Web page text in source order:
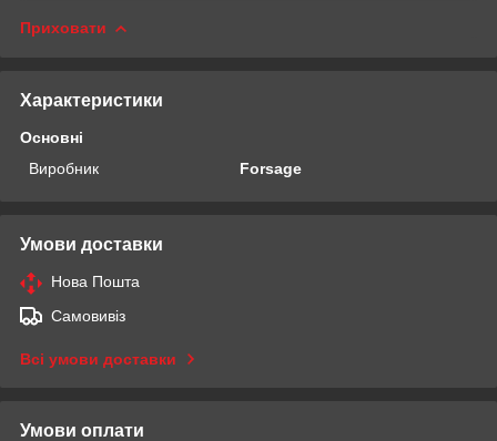
Приховати
Характеристики
Основні
Виробник
Forsage
Умови доставки
Нова Пошта
Самовивіз
Всі умови доставки
Умови оплати